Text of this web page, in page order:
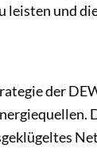
leisten und
der